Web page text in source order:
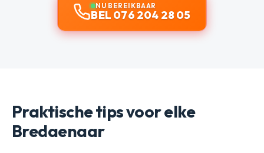
NU BEREIKBAAR
BEL 076 204 28 05
Praktische tips voor elke
Bredaenaar